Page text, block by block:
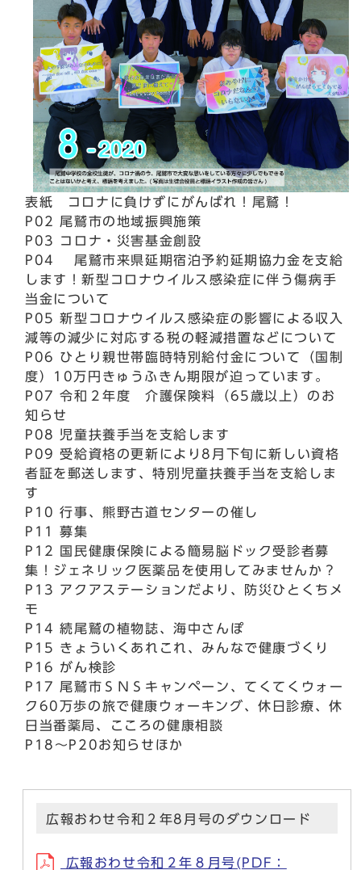
表紙 コロナに負けずにがんばれ！尾鷲！
P02 尾鷲市の地域振興施策
P03 コロナ・災害基金創設
P04 尾鷲市来県延期宿泊予約延期協力金を支給
します！新型コロナウイルス感染症に伴う傷病手
当金について
P05 新型コロナウイルス感染症の影響による収入
減等の減少に対応する税の軽減措置などについて
P06 ひとり親世帯臨時特別給付金について（国制
度）10万円きゅうふきん期限が迫っています。
P07 令和２年度 介護保険料（65歳以上）のお
知らせ
P08 児童扶養手当を支給します
P09 受給資格の更新により8月下旬に新しい資格
者証を郵送します、特別児童扶養手当を支給しま
す
P10 行事、熊野古道センターの催し
P11 募集
P12 国民健康保険による簡易脳ドック受診者募
集！ジェネリック医薬品を使用してみませんか？
P13 アクアステーションだより、防災ひとくちメ
モ
P14 続尾鷲の植物誌、海中さんぽ
P15 きょういくあれこれ、みんなで健康づくり
P16 がん検診
P17 尾鷲市ＳＮＳキャンペーン、てくてくウォー
ク60万歩の旅で健康ウォーキング、休日診療、休
日当番薬局、こころの健康相談
P18～P20お知らせほか
広報おわせ令和２年8月号のダウンロード
広報おわせ令和２年８月号(PDF：